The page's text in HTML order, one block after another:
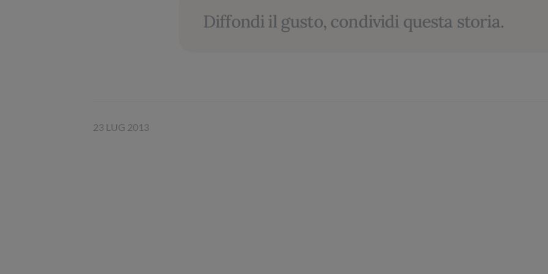
Diffondi il gusto, condividi questa storia.
23 LUG 2013